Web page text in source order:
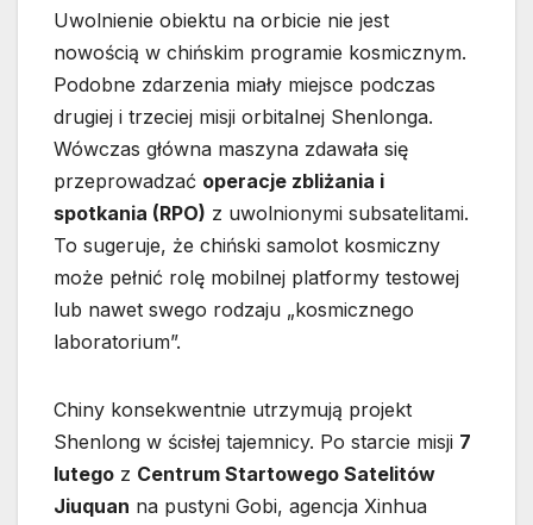
Uwolnienie obiektu na orbicie nie jest
nowością w chińskim programie kosmicznym.
Podobne zdarzenia miały miejsce podczas
drugiej i trzeciej misji orbitalnej Shenlonga.
Wówczas główna maszyna zdawała się
przeprowadzać operacje zbliżania i
spotkania (RPO) z uwolnionymi subsatelitami.
To sugeruje, że chiński samolot kosmiczny
może pełnić rolę mobilnej platformy testowej
lub nawet swego rodzaju „kosmicznego
laboratorium”.
Chiny konsekwentnie utrzymują projekt
Shenlong w ścisłej tajemnicy. Po starcie misji 7
lutego z Centrum Startowego Satelitów
Jiuquan na pustyni Gobi, agencja Xinhua